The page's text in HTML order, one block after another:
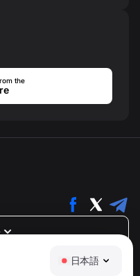
日本語
the
ージからあなたを守る、